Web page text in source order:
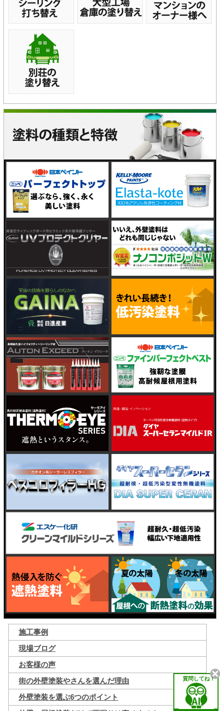
施工事例
現場ブログ
お客様の声
街の外壁塗装やさんを選んだ理由
外壁塗装を選ぶ6つのポイント
質問してね！